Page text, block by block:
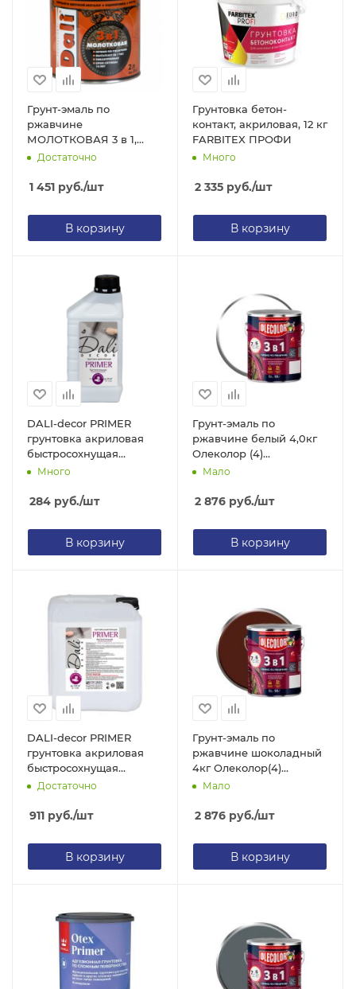
Грунт-эмаль по
ржавчине
МОЛОТКОВАЯ 3 в 1,
Золотистая 0,75л
Достаточно
1 451 руб./шт
В корзину
Грунтовка бетон-
контакт, акриловая, 12 кг
FARBITEX ПРОФИ
Много
2 335 руб./шт
В корзину
DALI-decor PRIMER
грунтовка акриловая
быстросохнущая
укрепляющая 1 л
Много
284 руб./шт
В корзину
Грунт-эмаль по
ржавчине белый 4,0кг
Олеколор (4)
4300005946
Мало
2 876 руб./шт
В корзину
DALI-decor PRIMER
грунтовка акриловая
быстросохнущая
укрепляющая 5 л
Достаточно
911 руб./шт
В корзину
Грунт-эмаль по
ржавчине шоколадный
4кг Олеколор(4)
4300005952
Мало
2 876 руб./шт
В корзину